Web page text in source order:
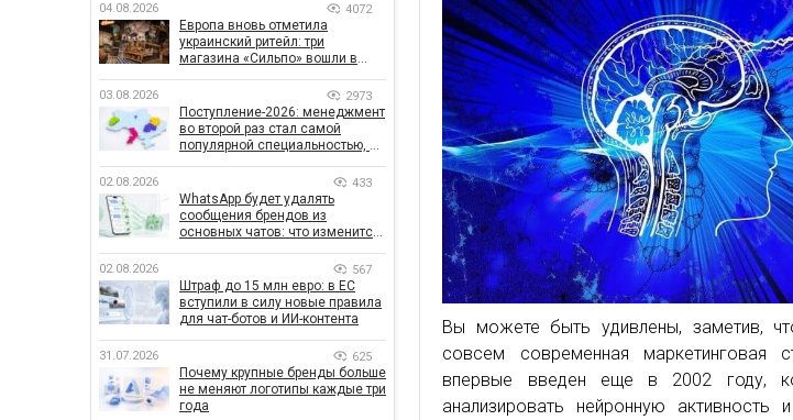
Вы можете быть удивлены, заметив,
совсем современная маркетинговая
впервые введен еще в 2002 году,
анализировать нейронную активность
04.08.2026 4072
Европа вновь отметила
украинский ритейл: три
магазина «Сильпо» вошли в
03.08.2026 2973
Поступление-2026: менеджмент
во второй раз стал самой
популярной специальностью, а
рекордным за последние 5 лет
02.08.2026 433
WhatsApp будет удалять
сообщения брендов из
основных чатов: что изменится
02.08.2026 567
Штраф до 15 млн евро: в ЕС
вступили в силу новые правила
для чат-ботов и ИИ-контента
31.07.2026 625
Почему крупные бренды больше
не меняют логотипы каждые три
года